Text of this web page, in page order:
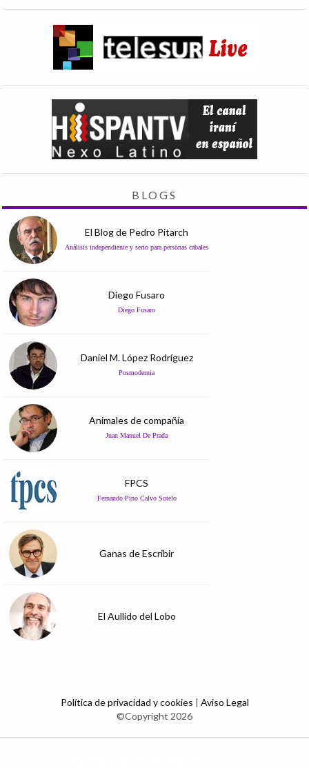
BLOGS
El Blog de Pedro Pitarch
Análisis independiente y serio para personas cabales
Diego Fusaro
Diego Fusaro
Daniel M. López Rodríguez
Posmodernia
Animales de compañía
Juan Manuel De Prada
FPCS
Fernando Pino Calvo Sotelo
Ganas de Escribir
El Aullido del Lobo
Política de privacidad y cookies | Aviso Legal
©Copyright 2026